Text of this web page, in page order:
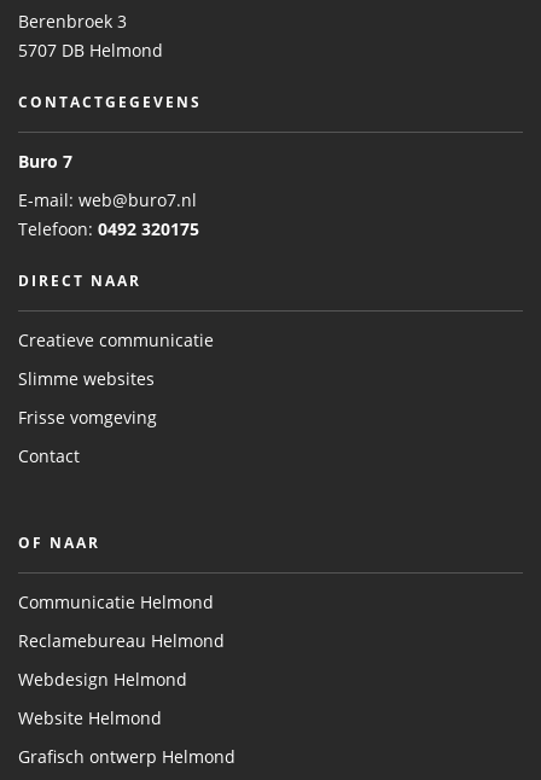
Berenbroek 3
5707 DB Helmond
CONTACTGEGEVENS
Buro 7
E-mail: web@buro7.nl
Telefoon: 0492 320175
DIRECT NAAR
Creatieve communicatie
Slimme websites
Frisse vomgeving
Contact
OF NAAR
Communicatie Helmond
Reclamebureau Helmond
Webdesign Helmond
Website Helmond
Grafisch ontwerp Helmond